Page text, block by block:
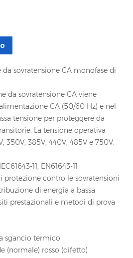
sovratensione CA monofase di
da sovratensione CA viene
CA (50/60 Hz) e nel
tensione per proteggere da
La tensione operativa
350V, 385V, 440V, 485V e 750V.
11, EN61643-11
protezione contro le sovratensioni
di energia a bassa
prestazionali e metodi di prova
sgancio termico
(normale) rosso (difetto)